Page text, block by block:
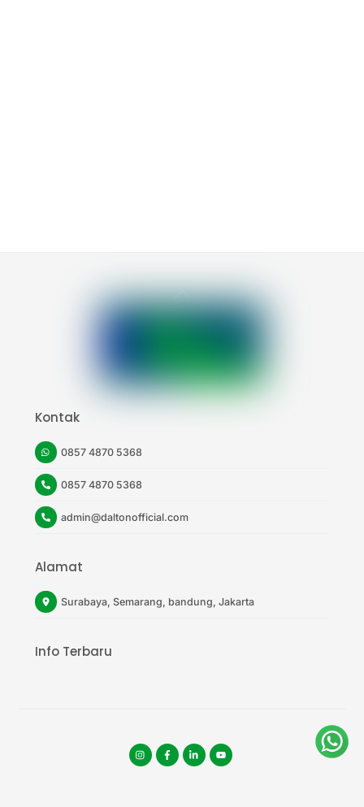
Back
To
Top
Kontak
0857 4870 5368
0857 4870 5368
admin@daltonofficial.com
Alamat
Surabaya, Semarang, bandung, Jakarta
Info Terbaru
Instagramfacebook
tiktokyoutube